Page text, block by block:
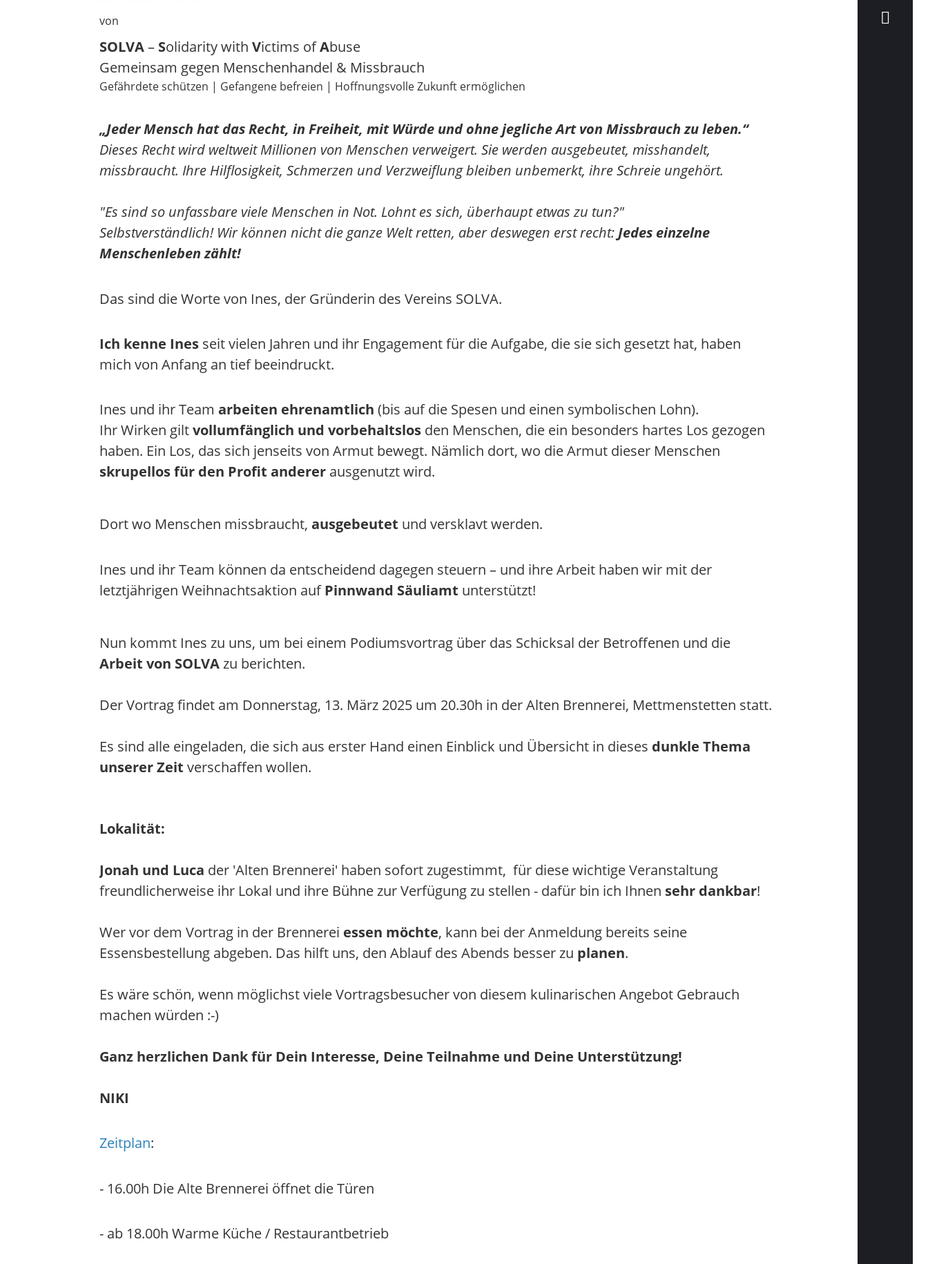
von
SOLVA– Solidarity with Victims ofAbuse
Gemeinsam gegen Menschenhandel & Missbrauch
Gefährdete schützen | Gefangene befreien | Hoffnungsvolle Zukunft ermöglichen
„Jeder Mensch hat das Recht, in Freiheit, mit Würde und ohne jegliche Art von Missbrauch zu leben.“
Dieses Recht wird weltweit Millionen von Menschen verweigert. Sie werden ausgebeutet, misshandelt,
missbraucht. Ihre Hilflosigkeit, Schmerzen und Verzweiflung bleiben unbemerkt, ihre Schreie ungehört.
"Es sind so unfassbare viele Menschen in Not. Lohnt es sich, überhaupt etwas zu tun?"
Selbstverständlich! Wir können nicht die ganze Welt retten, aber deswegen erst recht:Jedes einzelne
Menschenleben zählt!
Das sind die Worte von Ines, der Gründerin des Vereins SOLVA.
Ich kenne Ines seit vielen Jahren und ihr Engagement für die Aufgabe, die sie sich gesetzt hat, haben
mich von Anfang an tief beeindruckt.
Ines und ihr Team arbeiten ehrenamtlich (bis auf die Spesen und einen symbolischen Lohn).
Ihr Wirken giltvollumfänglich und vorbehaltslos den Menschen, die ein besonders hartes Los gezogen
haben. Ein Los, das sich jenseits von Armut bewegt. Nämlich dort, wo die Armut dieser Menschen
skrupellos für den Profit anderer ausgenutzt wird.
Dort wo Menschen missbraucht, ausgebeutet und versklavt werden.
Ines und ihr Team können da entscheidend dagegen steuern – und ihre Arbeit haben wir mit der
letztjährigen Weihnachtsaktion aufPinnwand Säuliamt unterstützt!
Nun kommt Ines zu uns, um bei einem Podiumsvortrag über das Schicksal der Betroffenen und die
Arbeit von SOLVAzu berichten.
Der Vortrag findet am Donnerstag, 13. März 2025 um 20.30h in der Alten Brennerei, Mettmenstetten statt.
Es sind alle eingeladen, die sich aus erster Hand einen Einblick und Übersicht in dieses dunkle Thema
unserer Zeit verschaffen wollen.
Lokalität:
Jonah und Luca der 'Alten Brennerei' haben sofort zugestimmt, für diese wichtige Veranstaltung
freundlicherweise ihr Lokal und ihre Bühne zur Verfügung zu stellen - dafür bin ich Ihnen sehr dankbar!
Wer vor dem Vortrag in der Brennerei essen möchte, kann bei der Anmeldung bereits seine
Essensbestellung abgeben. Das hilft uns, den Ablauf des Abends besser zu planen.
Es wäre schön, wenn möglichst viele Vortragsbesucher von diesem kulinarischen Angebot Gebrauch
machen würden :-)
Ganz herzlichen Dank für Dein Interesse, Deine Teilnahme und Deine Unterstützung!
NIKI
Zeitplan:
- 16.00h Die Alte Brennerei öffnet die Türen
- ab 18.00h Warme Küche / Restaurantbetrieb